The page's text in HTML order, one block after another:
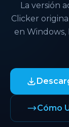
La versión
Clicker
en Windows,
Cómo